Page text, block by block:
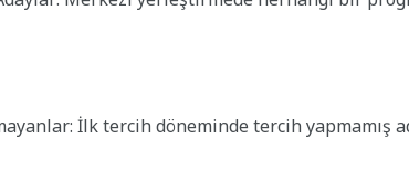
İlk tercih döneminde tercih yapmamış